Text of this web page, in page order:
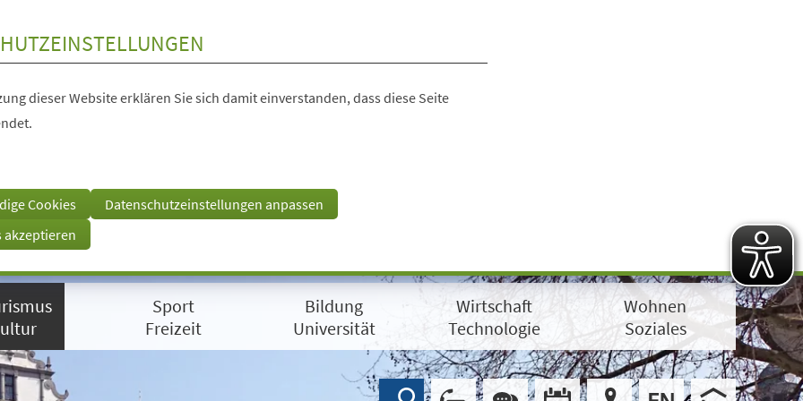
dieser Website erklären Sie sich damit einverstanden, dass diese Seite
Cookies
Datenschutzeinstellungen anpassen
akzeptieren
Sport
Freizeit
Bildung
Universität
Wirtschaft
Technologie
Wohnen
Soziales